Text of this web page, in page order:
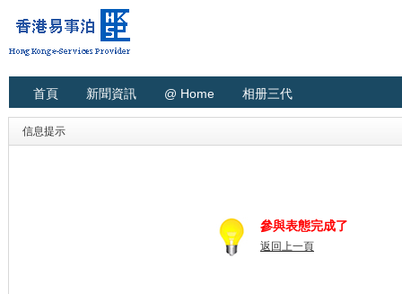
首頁 新聞資訊 @ Home 相册三代
信息提示
參與表態完成了
返回上一頁